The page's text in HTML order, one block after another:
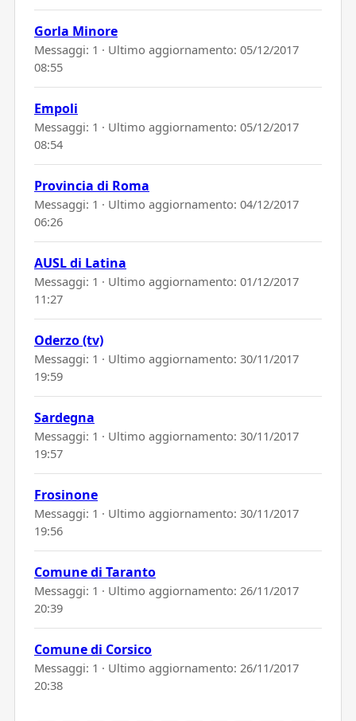
Gorla Minore
Messaggi: 1 · Ultimo aggiornamento: 05/12/2017
08:55
Empoli
Messaggi: 1 · Ultimo aggiornamento: 05/12/2017
08:54
Provincia di Roma
Messaggi: 1 · Ultimo aggiornamento: 04/12/2017
06:26
AUSL di Latina
Messaggi: 1 · Ultimo aggiornamento: 01/12/2017
11:27
Oderzo (tv)
Messaggi: 1 · Ultimo aggiornamento: 30/11/2017
19:59
Sardegna
Messaggi: 1 · Ultimo aggiornamento: 30/11/2017
19:57
Frosinone
Messaggi: 1 · Ultimo aggiornamento: 30/11/2017
19:56
Comune di Taranto
Messaggi: 1 · Ultimo aggiornamento: 26/11/2017
20:39
Comune di Corsico
Messaggi: 1 · Ultimo aggiornamento: 26/11/2017
20:38